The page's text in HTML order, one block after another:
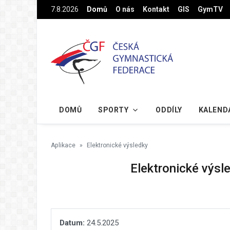
Na hlavní obsah7.8.2026 Domů O nás Kontakt GIS GymTV
DOMŮ SPORTY ODDÍLY
Aplikace Elektronické výsledky
Elektronické
Datum: 24.5.2025